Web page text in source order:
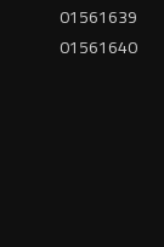
01561639
01561640